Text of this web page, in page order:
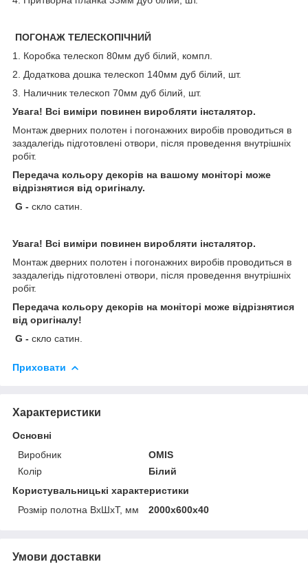
ПОГОНАЖ ТЕЛЕСКОПІЧНИЙ
1. Коробка телескоп 80мм дуб білий, компл.
2. Додаткова дошка телескоп 140мм дуб білий, шт.
3. Наличник телескоп 70мм дуб білий, шт.
Увага! Всі виміри повинен виробляти інсталятор.
Монтаж дверних полотен і погонажних виробів проводиться в
заздалегідь підготовлені отвори, після проведення внутрішніх
робіт.
Передача кольору декорів на вашому моніторі може
відрізнятися від оригіналу.
G - скло сатин.
Увага! Всі виміри повинен виробляти інсталятор.
Монтаж дверних полотен і погонажних виробів проводиться в
заздалегідь підготовлені отвори, після проведення внутрішніх
робіт.
Передача кольору декорів на моніторі може відрізнятися
від оригіналу!
G - скло сатин.
Приховати
Характеристики
Основні
Виробник
OMIS
Колір
Білий
Користувальницькі характеристики
Розмір полотна ВхШхТ, мм
2000х600х40
Умови доставки